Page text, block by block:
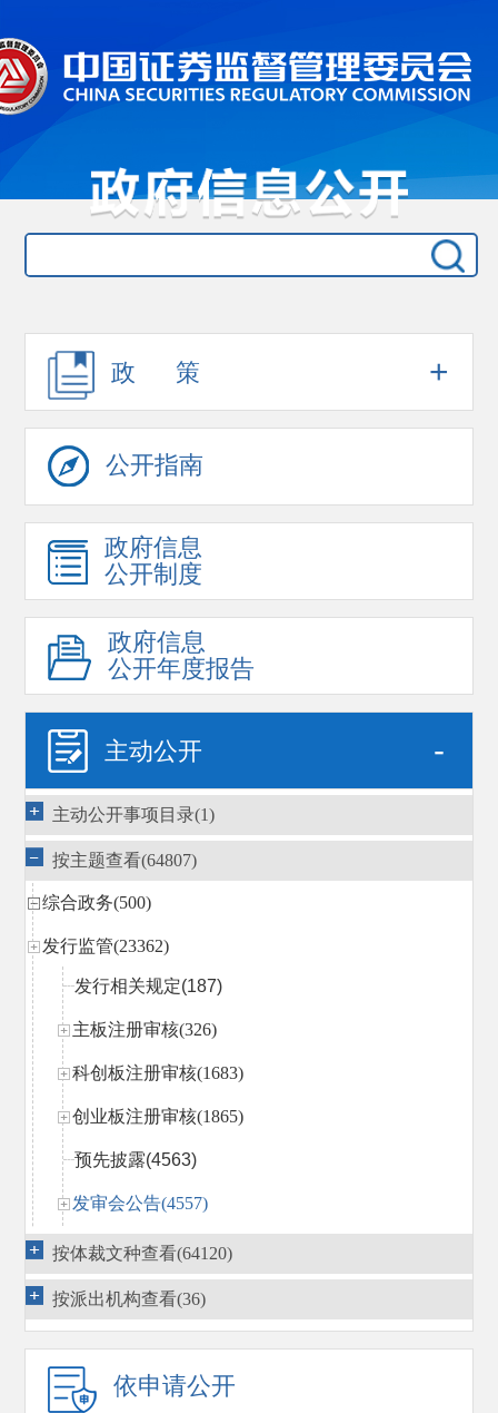
政 策 +
公开指南
政府信息
公开制度
政府信息
公开年度报告
主动公开 -
主动公开事项目录(1)
按主题查看(64807)
综合政务(500)
发行监管(23362)
发行相关规定(187)
主板注册审核(326)
科创板注册审核(1683)
创业板注册审核(1865)
预先披露(4563)
发审会公告(4557)
主板（中小板）发行审核(8822)
创业板发行审核(1299)
其他(57)
公众公司监管（含北交所）(3465)
按体裁文种查看(64120)
按派出机构查看(36)
依申请公开